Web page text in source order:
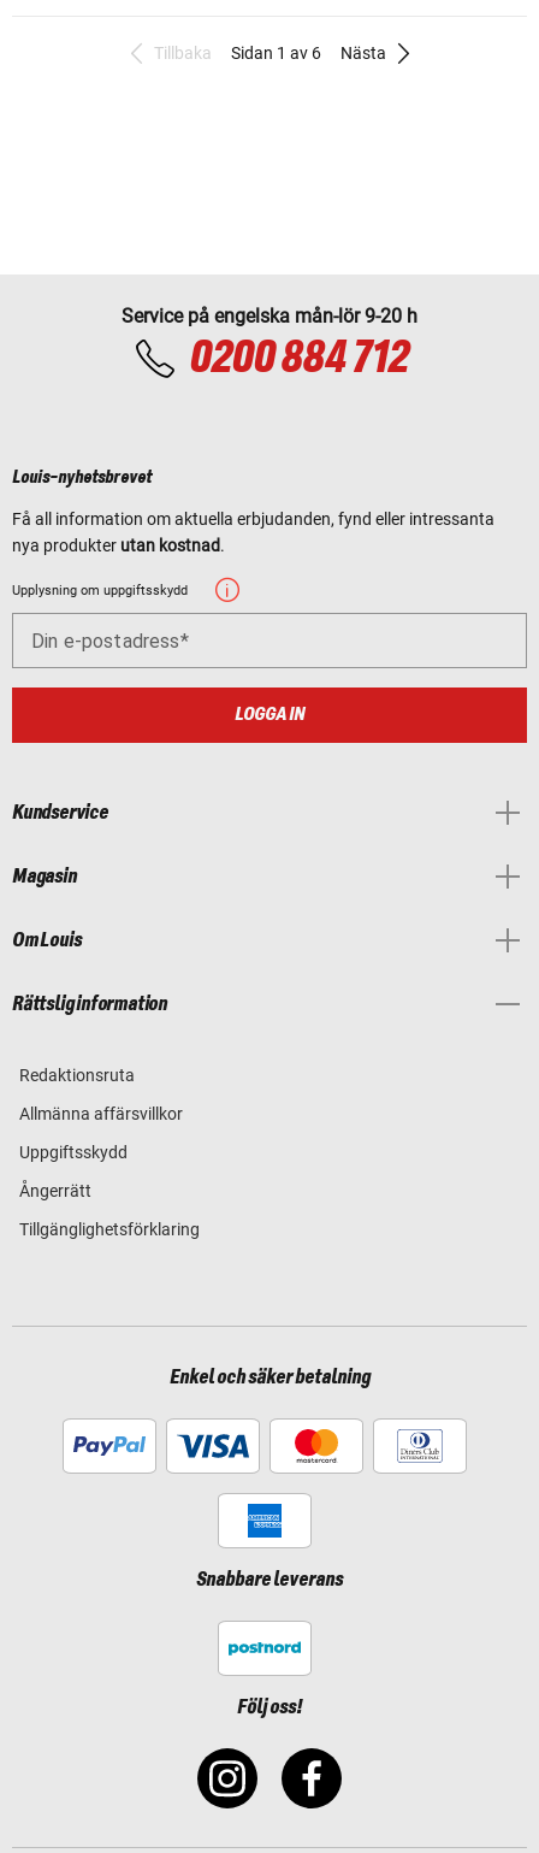
Tillbaka Sidan 1 av 6 Nästa
Service på engelska mån-lör 9-20 h
0200 884 712
Louis-nyhetsbrevet
Få all information om aktuella erbjudanden, fynd eller intressanta
nya produkter utan kostnad.
Upplysning om uppgiftsskydd
Din e-postadress
LOGGA IN
Kundservice
Magasin
Om Louis
Rättslig information
Redaktionsruta
Allmänna affärsvillkor
Uppgiftsskydd
Ångerrätt
Tillgänglighetsförklaring
Enkel och säker betalning
Snabbare leverans
Följ oss!